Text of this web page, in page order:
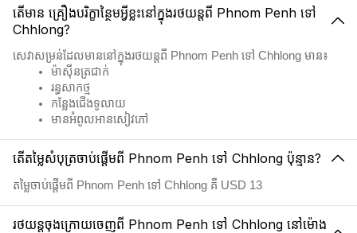
តើមាន គ្រឿងបរិក្ខាន្ថៃមអ្វីខ្លះនៅក្នុងរថយន្តពី Phnom Penh ទៅ
Chhlong?
សេវាសម្រន់ដែលមាននៅក្នុងរថយន្តពី Phnom Penh ទៅ Chhlong មាន៖
ម៉ាស៊ីនត្រជាក់
រន្ធសាកថ្ម
កន្លែងជើងទូលាយ
មានអំពូលអានសៀវភៅ
តើតម្លៃសំបុត្រចាប់ផ្តើមពី Phnom Penh ទៅ Chhlong ប៉ុន្មាន?
តម្លៃចាប់ផ្តើមពី Phnom Penh ទៅ Chhlong គឺ USD 13
រថយន្តចុងក្រោយចេញពី Phnom Penh ទៅ Chhlong នៅម៉ោង